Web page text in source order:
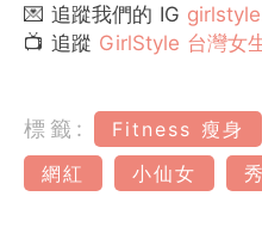
💌 追蹤我們的 IG
📺 追蹤 GirlStyle 台灣女
標籤: Fitness 瘦身
網紅
小仙女